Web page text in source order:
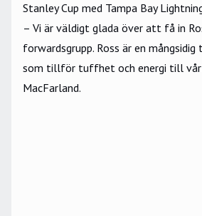
Stanley Cup med Tampa Bay
– Vi är väldigt glada över att få in
forwardsgrupp. Ross är en
som tillför tuffhet och energi till
MacFarland.